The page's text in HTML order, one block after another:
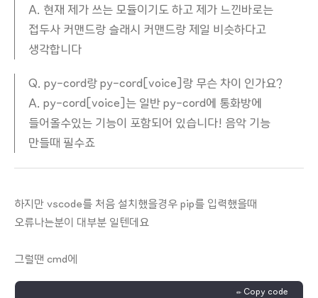
A. 현재 제가 쓰는 모듈이기도 하고 제가 느낀바로는
접두사 커맨드랑 슬래시 커맨드랑 제일 비슷하다고
생각합니다
Q. py-cord랑 py-cord[voice]랑 무슨 차이 인가요?
A. py-cord[voice]는 일반 py-cord에 통화방에
들어올수있는 기능이 포함되어 있습니다! 음악 기능
만들때 필수죠
하지만 vscode를 처음 설치했을경우 pip를 입력했을때
오류나는분이 대부분 일텐데요
그럴땐 cmd에
✏️ Copy code